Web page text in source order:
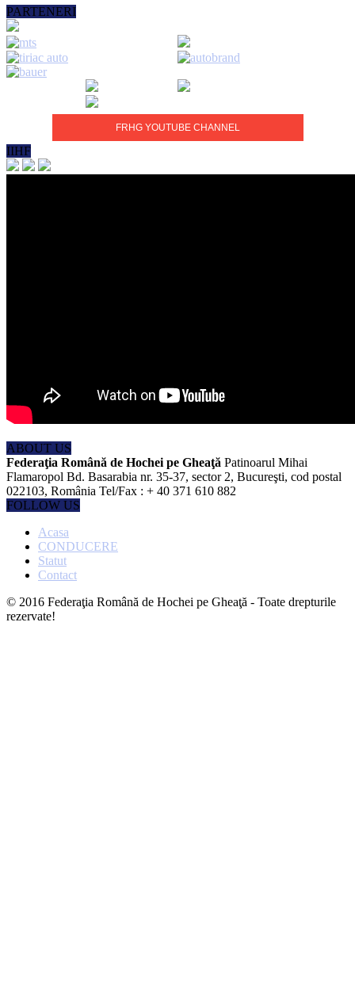
PARTENERI
FRHG YOUTUBE CHANNEL
IIHF
ABOUT US
Federaţia Română de Hochei pe Gheaţă Patinoarul Mihai
Flamaropol Bd. Basarabia nr. 35-37, sector 2, Bucureşti, cod postal
022103, România Tel/Fax : + 40 371 610 882
FOLLOW US
Acasa
CONDUCERE
Statut
Contact
© 2016 Federaţia Română de Hochei pe Gheaţă - Toate drepturile
rezervate!